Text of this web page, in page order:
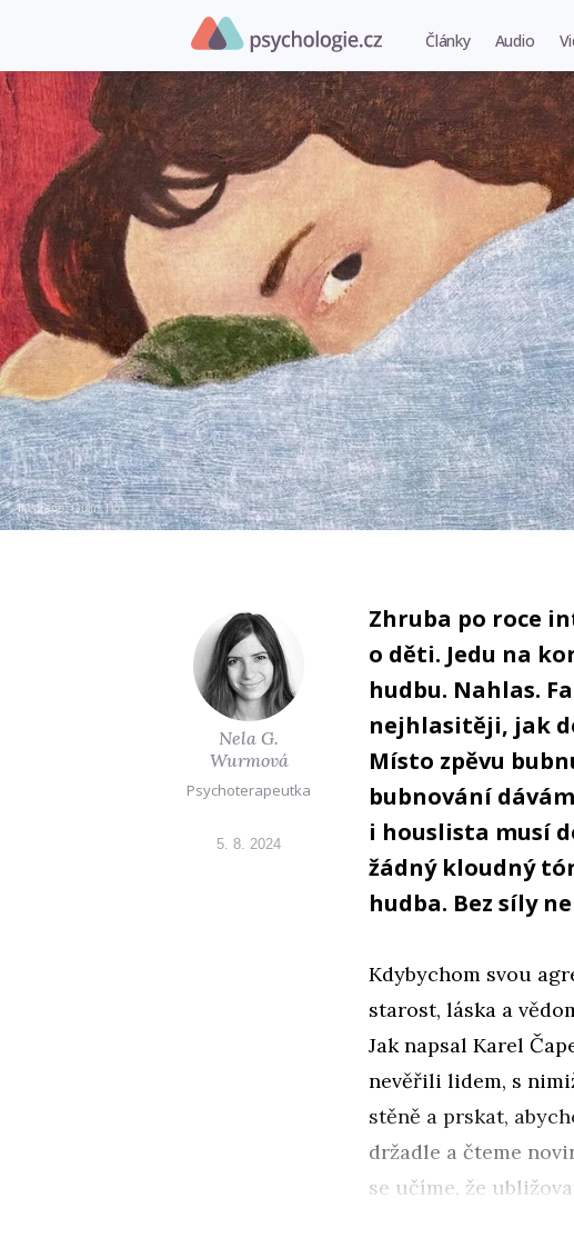
Články Audio
Ilustrace:Guim Tió
Nela G.
Wurmová
Psychoterapeutka
5. 8. 2024
Zhruba po roce
o děti. Jedu na
hudbu. Nahlas.
nejhlasitěji, jak
Místo zpěvu
bubnování
i houslista musí
žádný kloudný
hudba. Bez síly
Kdybychom svou
starost, láska a
Jak napsal Karel
nevěřili lidem, s
stěně a prskat,
držadle a čteme
se učíme, že